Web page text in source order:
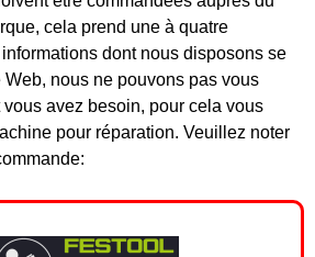
cela prend une à quatre
dont nous disposons se
Web, nous ne pouvons pas vous
avez besoin, pour cela vous
pour réparation. Veuillez noter